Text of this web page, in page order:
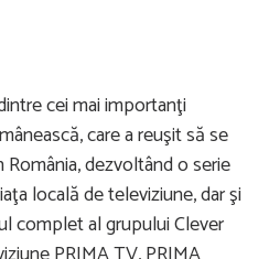
cei mai importanţi
care a reuşit să se
dezvoltând o serie
locală de televiziune, dar şi
complet al grupului Clever